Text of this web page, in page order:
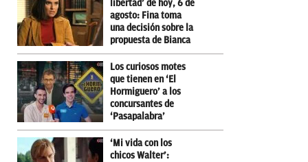
libertad’ de hoy, 6 de
agosto: Fina toma
una decisión sobre la
propuesta de Bianca
Los curiosos motes
que tienen en ‘El
Hormiguero’ a los
concursantes de
‘Pasapalabra’
‘Mi vida con los
chicos Walter’: